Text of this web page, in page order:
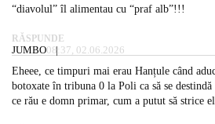
“diavolul” îl alimentau cu “praf alb”!!!
RĂSPUNDE
JUMBO08:37, 02.06.2026
Eheee, ce timpuri mai erau Hanțule când
botoxate în tribuna 0 la Poli ca să se
ce rău e domn primar, cum a putut să strice